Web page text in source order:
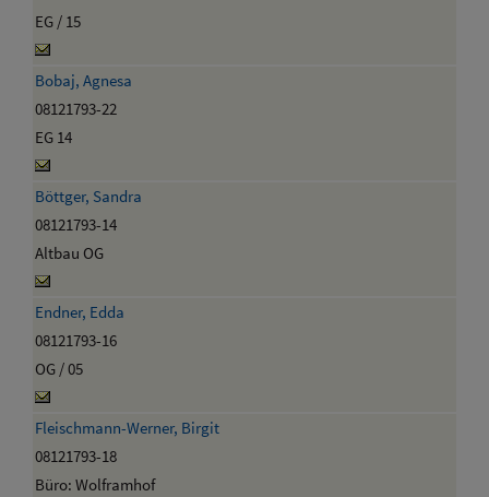
EG / 15
Bobaj, Agnesa
08121793-22
EG 14
Böttger, Sandra
08121793-14
Altbau OG
Endner, Edda
08121793-16
OG / 05
Fleischmann-Werner, Birgit
08121793-18
Büro: Wolframhof